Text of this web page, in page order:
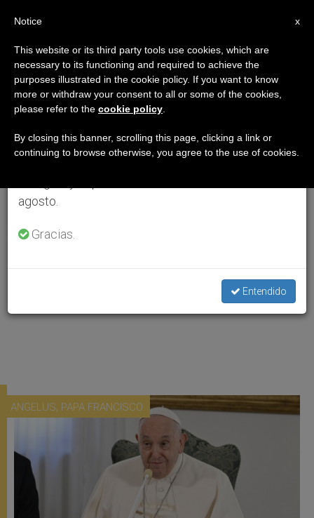
ANGELUS, PAPA FRANCISCO
×
Aviso importante
Del 27 de julio al 7 de agosto haremos la pausa
anual, aprovechando que en el periodo de verano
se generan menos informaciones y también el
agosto.
Gracias.
Entendido
x
Notice
This website or its third party tools use cookies, which are
necessary to its functioning and required to achieve the
purposes illustrated in the cookie policy. If you want to know
more or withdraw your consent to all or some of the cookies,
please refer to the cookie policy
By closing this banner, scrolling this page, clicking a link or
continuing to browse otherwise, you agree to the use of cookies.